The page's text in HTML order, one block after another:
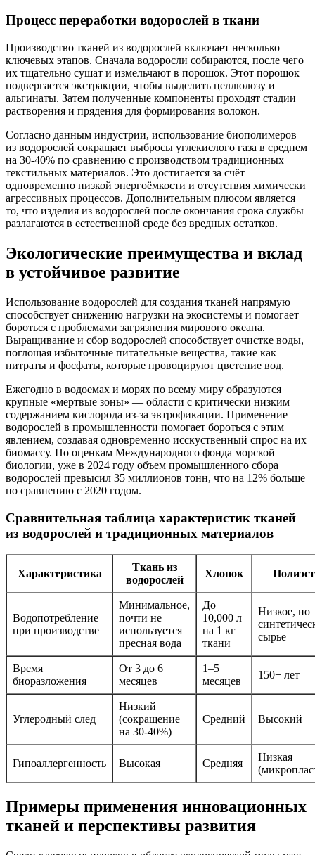
Процесс переработки водорослей в ткани
Производство тканей из водорослей включает несколько
ключевых этапов. Сначала водоросли собираются, после чего
их тщательно сушат и измельчают в порошок. Этот порошок
подвергается экстракции, чтобы выделить целлюлозу и
альгинаты. Затем полученные компоненты проходят стадии
растворения и прядения для формирования волокон.
Согласно данным индустрии, использование биополимеров
из водорослей сокращает выбросы углекислого газа в среднем
на 30-40% по сравнению с производством традиционных
текстильных материалов. Это достигается за счёт
одновременно низкой энергоёмкости и отсутствия химически
агрессивных процессов. Дополнительным плюсом является
то, что изделия из водорослей после окончания срока службы
разлагаются в естественной среде без вредных остатков.
Экологические преимущества и вклад
в устойчивое развитие
Использование водорослей для создания тканей напрямую
способствует снижению нагрузки на экосистемы и помогает
бороться с проблемами загрязнения мирового океана.
Выращивание и сбор водорослей способствует очистке воды,
поглощая избыточные питательные вещества, такие как
нитраты и фосфаты, которые провоцируют цветение вод.
Ежегодно в водоемах и морях по всему миру образуются
крупные «мертвые зоны» — области с критически низким
содержанием кислорода из-за эвтрофикации. Применение
водорослей в промышленности помогает бороться с этим
явлением, создавая одновременно исскуственный спрос на их
биомассу. По оценкам Международного фонда морской
биологии, уже в 2024 году объем промышленного сбора
водорослей превысил 35 миллионов тонн, что на 12% больше
по сравнению с 2020 годом.
Сравнительная таблица характеристик тканей
из водорослей и традиционных материалов
Характеристика
Ткань из
водорослей
Хлопок
Водопотребление
при производстве
Минимальное,
почти не
используется
пресная вода
До
10,000 л
на 1 кг
ткани
Низкое, но
сырье
Время
биоразложения
От 3 до 6
месяцев
1–5
месяцев
150+ лет
Углеродный след
Низкий
(сокращение
на 30-40%)
Средний Высокий
Гипоаллергенность Высокая Средняя
Низкая
Примеры применения инновационных
тканей и перспективы развития